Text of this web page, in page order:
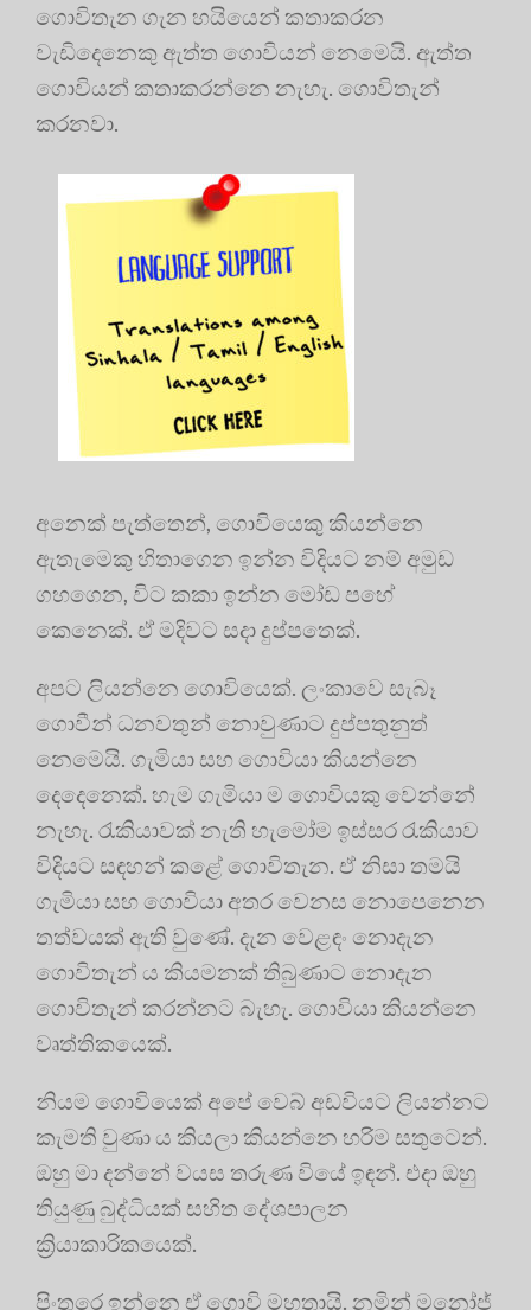
ගොවිතැන ගැන හයියෙන් කතාකරන
වැඩිදෙනෙකු ඇත්ත ගොවියන් නෙමෙයි. ඇත්ත
ගොවියන් කතාකරන්නෙ නැහැ. ගොවිතැන්
කරනවා.
අනෙක් පැත්තෙන්, ගොවියෙකු කියන්නෙ
ඇතැමෙකු හිතාගෙන ඉන්න විදියට නම් අමුඩ
ගහගෙන, විට කකා ඉන්න මෝඩ පහේ
කෙනෙක්. ඒ මදිවට සදා දුප්පතෙක්.
අපට ලියන්නෙ ගොවියෙක්. ලංකාවෙ සැබෑ
ගොවීන් ධනවතුන් නොවුණාට දුප්පතුනුත්
නෙමෙයි. ගැමියා සහ ගොවියා කියන්නෙ
දෙදෙනෙක්. හැම ගැමියා ම ගොවියකු වෙන්නේ
නැහැ. රැකියාවක් නැති හැමෝම ඉස්සර රැකියාව
විදියට සඳහන් කළේ ගොවිතැන. ඒ නිසා තමයි
ගැමියා සහ ගොවියා අතර වෙනස නොපෙනෙන
තත්වයක් ඇති වුණේ. දැන වෙළඳං නොදැන
ගොවිතැන් ය කියමනක් තිබුණාට නොදැන
ගොවිතැන් කරන්නට බැහැ. ගොවියා කියන්නෙ
වෘත්තිකයෙක්.
නියම ගොවියෙක් අපේ වෙබ් අඩවියට ලියන්නට
කැමති වුණා ය කියලා කියන්නෙ හරිම සතුටෙන්.
ඔහු මා දන්නේ වයස තරුණ වියේ ඉඳන්. එදා ඔහු
තියුණු බුද්ධියක් සහිත දේශපාලන
ක්‍රියාකාරිකයෙක්.
පිංතූරෙ ඉන්නෙ ඒ ගොවි මහතායි. නමින් මනෝජ්